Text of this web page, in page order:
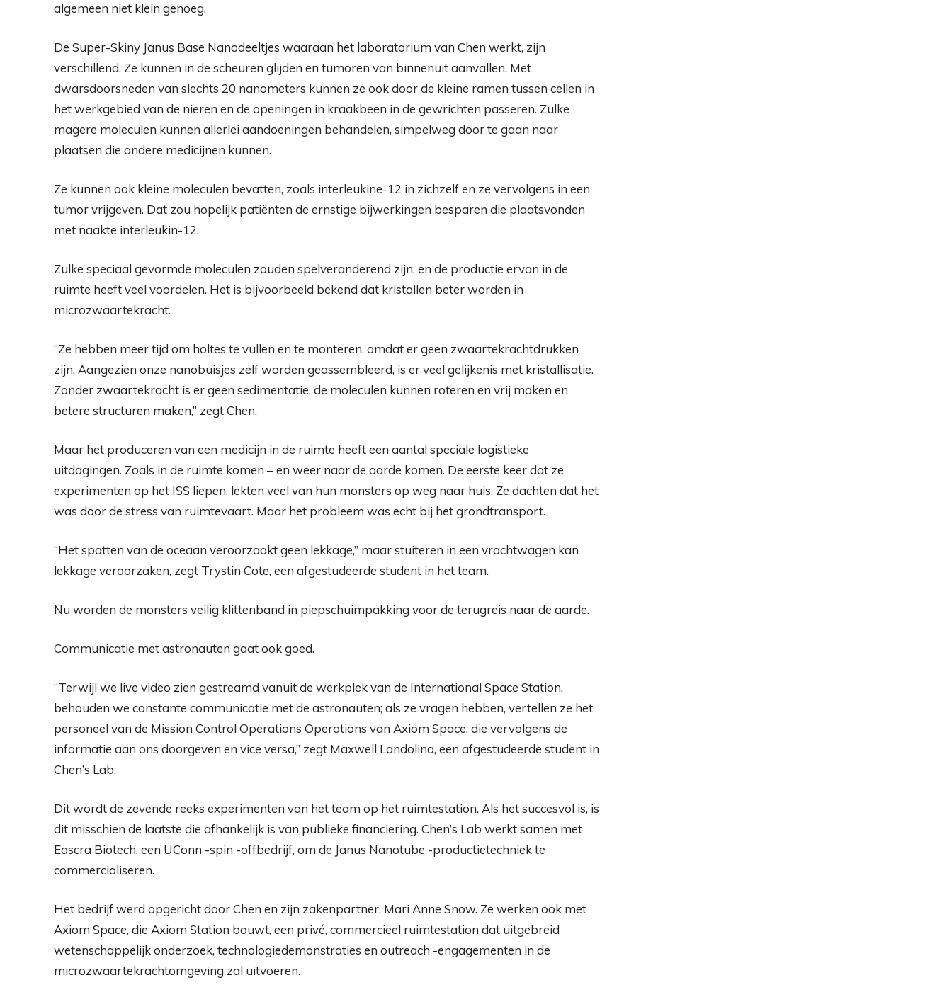
algemeen niet klein genoeg.
De Super-Skiny Janus Base Nanodeeltjes waaraan het laboratorium van Chen werkt, zijn
verschillend. Ze kunnen in de scheuren glijden en tumoren van binnenuit aanvallen. Met
dwarsdoorsneden van slechts 20 nanometers kunnen ze ook door de kleine ramen tussen cellen in
het werkgebied van de nieren en de openingen in kraakbeen in de gewrichten passeren. Zulke
magere moleculen kunnen allerlei aandoeningen behandelen, simpelweg door te gaan naar
plaatsen die andere medicijnen kunnen.
Ze kunnen ook kleine moleculen bevatten, zoals interleukine-12 in zichzelf en ze vervolgens in een
tumor vrijgeven. Dat zou hopelijk patiënten de ernstige bijwerkingen besparen die plaatsvonden
met naakte interleukin-12.
Zulke speciaal gevormde moleculen zouden spelveranderend zijn, en de productie ervan in de
ruimte heeft veel voordelen. Het is bijvoorbeeld bekend dat kristallen beter worden in
microzwaartekracht.
“Ze hebben meer tijd om holtes te vullen en te monteren, omdat er geen zwaartekrachtdrukken
zijn. Aangezien onze nanobuisjes zelf worden geassembleerd, is er veel gelijkenis met kristallisatie.
Zonder zwaartekracht is er geen sedimentatie, de moleculen kunnen roteren en vrij maken en
betere structuren maken,” zegt Chen.
Maar het produceren van een medicijn in de ruimte heeft een aantal speciale logistieke
uitdagingen. Zoals in de ruimte komen – en weer naar de aarde komen. De eerste keer dat ze
experimenten op het ISS liepen, lekten veel van hun monsters op weg naar huis. Ze dachten dat het
was door de stress van ruimtevaart. Maar het probleem was echt bij het grondtransport.
“Het spatten van de oceaan veroorzaakt geen lekkage,” maar stuiteren in een vrachtwagen kan
lekkage veroorzaken, zegt Trystin Cote, een afgestudeerde student in het team.
Nu worden de monsters veilig klittenband in piepschuimpakking voor de terugreis naar de aarde.
Communicatie met astronauten gaat ook goed.
“Terwijl we live video zien gestreamd vanuit de werkplek van de International Space Station,
behouden we constante communicatie met de astronauten; als ze vragen hebben, vertellen ze het
personeel van de Mission Control Operations Operations van Axiom Space, die vervolgens de
informatie aan ons doorgeven en vice versa,” zegt Maxwell Landolina, een afgestudeerde student in
Chen’s Lab.
Dit wordt de zevende reeks experimenten van het team op het ruimtestation. Als het succesvol is, is
dit misschien de laatste die afhankelijk is van publieke financiering. Chen’s Lab werkt samen met
Eascra Biotech, een UConn -spin -offbedrijf, om de Janus Nanotube -productietechniek te
commercialiseren.
Het bedrijf werd opgericht door Chen en zijn zakenpartner, Mari Anne Snow. Ze werken ook met
Axiom Space, die Axiom Station bouwt, een privé, commercieel ruimtestation dat uitgebreid
wetenschappelijk onderzoek, technologiedemonstraties en outreach -engagementen in de
microzwaartekrachtomgeving zal uitvoeren.